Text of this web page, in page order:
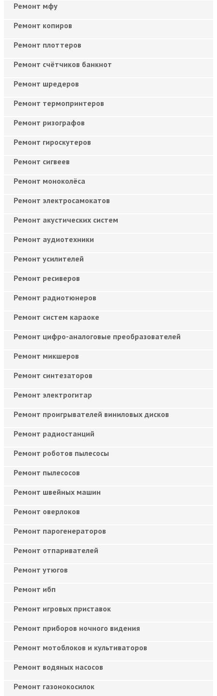
Ремонт мфу
Ремонт копиров
Ремонт плоттеров
Ремонт счётчиков банкнот
Ремонт шредеров
Ремонт термопринтеров
Ремонт ризографов
Ремонт гироскутеров
Ремонт сигвеев
Ремонт моноколёса
Ремонт электросамокатов
Ремонт акустических систем
Ремонт аудиотехники
Ремонт усилителей
Ремонт ресиверов
Ремонт радиотюнеров
Ремонт систем караоке
Ремонт цифро-аналоговые преобразователей
Ремонт микшеров
Ремонт синтезаторов
Ремонт электрогитар
Ремонт проигрывателей виниловых дисков
Ремонт радиостанций
Ремонт роботов пылесосы
Ремонт пылесосов
Ремонт швейных машин
Ремонт оверлоков
Ремонт парогенераторов
Ремонт отпаривателей
Ремонт утюгов
Ремонт ибп
Ремонт игровых приставок
Ремонт приборов ночного видения
Ремонт мотоблоков и культиваторов
Ремонт водяных насосов
Ремонт газонокосилок